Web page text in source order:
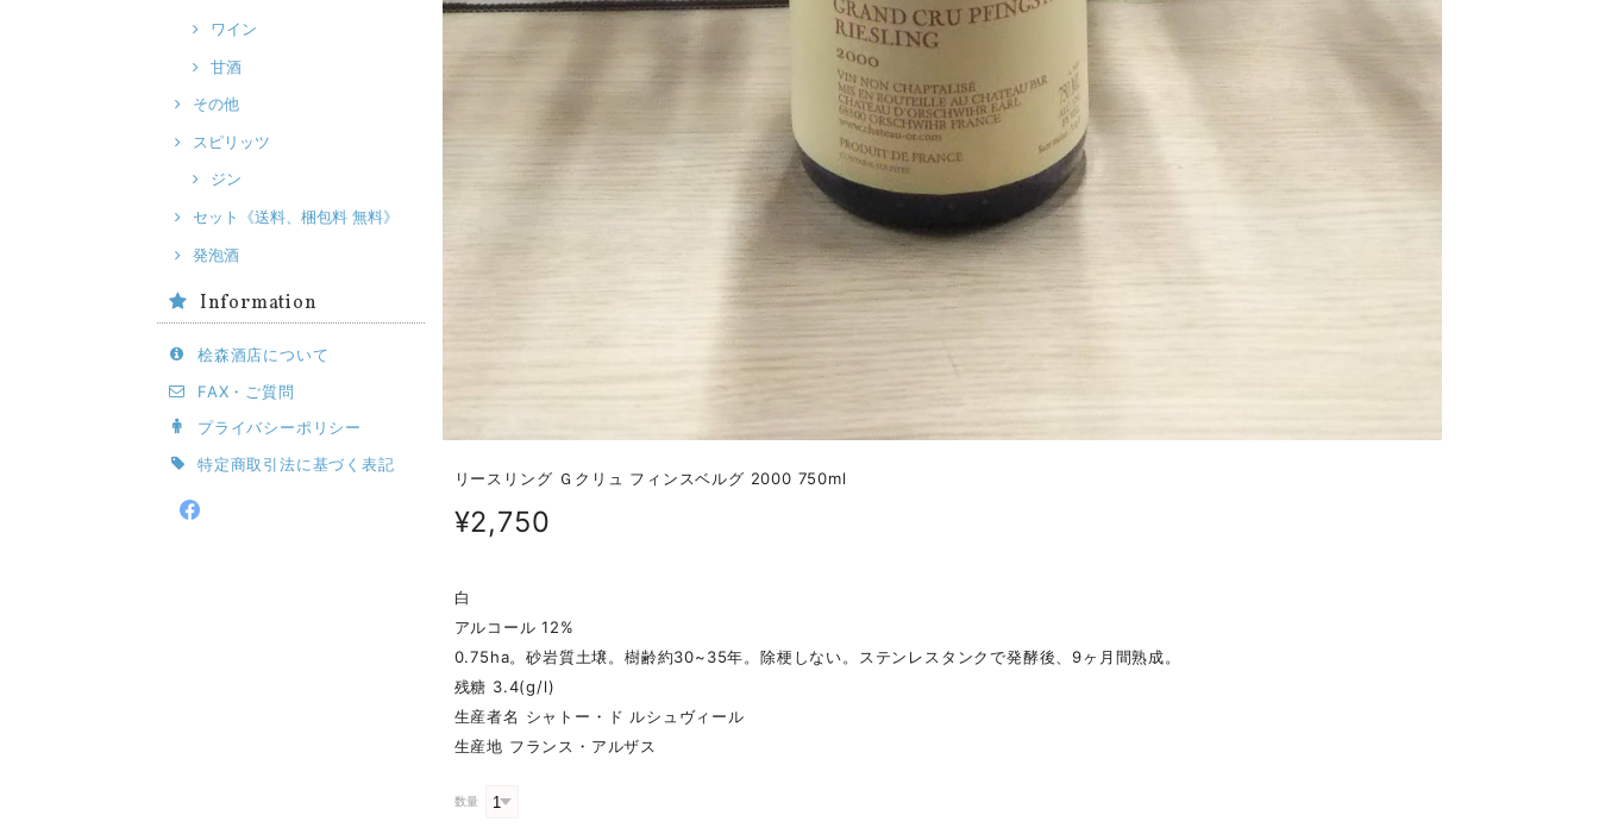
ワイン
甘酒
その他
スピリッツ
ジン
セット《送料、梱包料 無料》
発泡酒
Information
桧森酒店について
FAX・ご質問
プライバシーポリシー
特定商取引法に基づく表記
リースリング Ｇクリュ フィンスベルグ 2000 750ml
¥2,750
白
アルコール 12%
0.75ha。砂岩質土壌。樹齢約30~35年。除梗しない。ステンレスタンクで発酵後、9ヶ月間熟成。
残糖 3.4(g/l)
生産者名 シャトー・ド ルシュヴィール
生産地 フランス・アルザス
数量